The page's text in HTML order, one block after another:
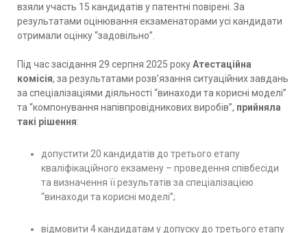
взяли участь 15 кандидатів у патентні повірені. За
результатами оцінювання екзаменаторами усі кандидати
отримали оцінку “задовільно”.
Під час засідання 29 серпня 2025 рокуАтестаційна
комісія, за результатами розв’язання ситуаційних завдань
за спеціалізаціями діяльності “винаходи та корисні моделі”
та “компонування напівпровідникових виробів”, прийняла
такі рішення:
допустити 20 кандидатів до третього етапу
кваліфікаційного екзамену – проведення співбесіди
та визначення її результатів за спеціалізацією
“винаходи та корисні моделі”;
відмовити 4 кандидатам у допуску до третього етапу